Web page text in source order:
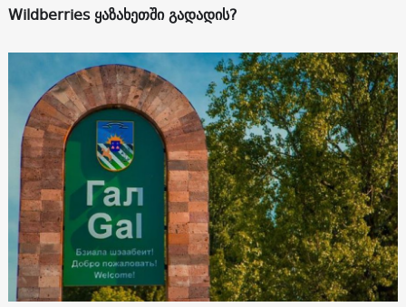
Wildberries ყაზახეთში გადადის?